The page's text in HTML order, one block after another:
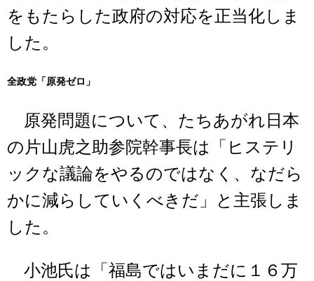
をもたらした政府の対応を正当化しま
した。
全政党「原発ゼロ」
原発問題について、たちあがれ日本
の片山虎之助参院幹事長は「ヒステリ
ックな議論をやるのではなく、なだら
かに減らしていくべきだ」と主張しま
した。
小池氏は「福島ではいまだに１６万